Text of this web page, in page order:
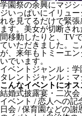
学園祭の余興にマジ
ジいっぱいにイリュ
れを見てるだけで緊
ます。美女が切断さ
間移動したりと、TV
ていただきました。
が、来年もトミーエ
いでいます。
イベントジャンル：学
タレントジャンル：マ
こんなイベントにオス
結婚式披露宴・二次会
イベント / 恋人への記
日会 / 保育園などの